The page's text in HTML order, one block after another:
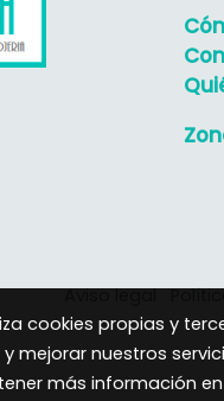
Aviso legal
cookies propias y
mejorar nuestros
más información